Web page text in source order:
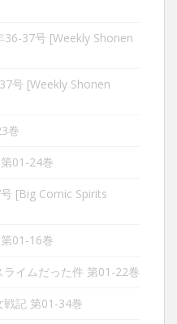
36-37号 [Weekly Shonen
号 [Weekly Shonen
巻
01-24巻
[Big Comic Spirits
01-16巻
イムだった件 第01-22巻
記 第01-34巻